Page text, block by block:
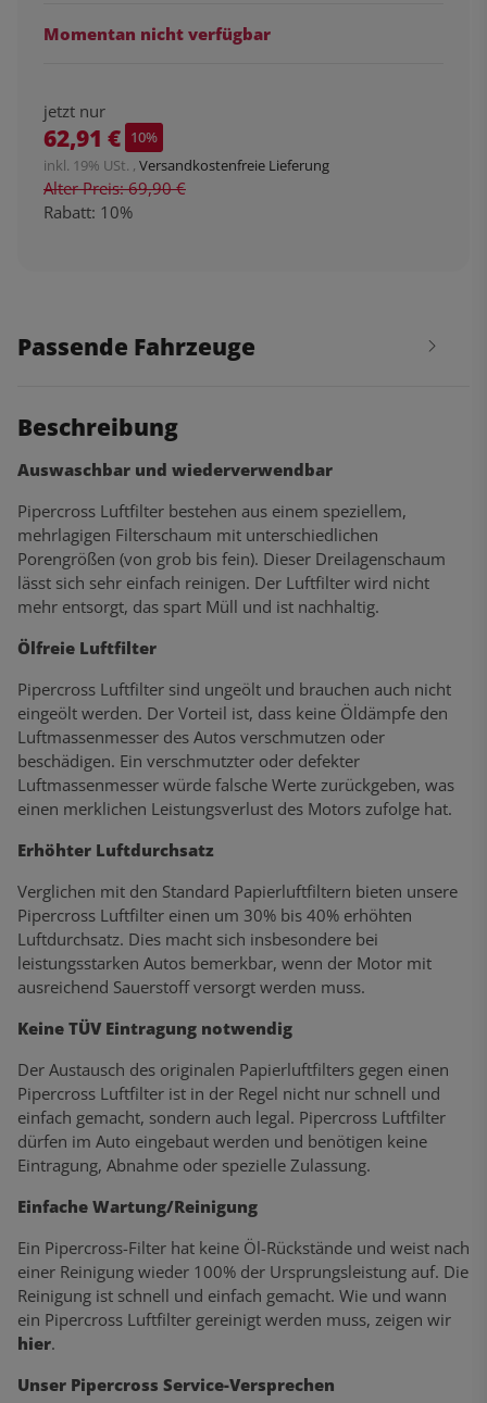
Momentan nicht verfügbar
jetzt nur
62,91 € 10%
inkl. 19% USt. , Versandkostenfreie Lieferung
Alter Preis: 69,90 €
Rabatt: 10%
Passende Fahrzeuge
Beschreibung
Auswaschbar und wiederverwendbar
Pipercross Luftfilter bestehen aus einem speziellem,
mehrlagigen Filterschaum mit unterschiedlichen
Porengrößen (von grob bis fein). Dieser Dreilagenschaum
lässt sich sehr einfach reinigen. Der Luftfilter wird nicht
mehr entsorgt, das spart Müll und ist nachhaltig.
Ölfreie Luftfilter
Pipercross Luftfilter sind ungeölt und brauchen auch nicht
eingeölt werden. Der Vorteil ist, dass keine Öldämpfe den
Luftmassenmesser des Autos verschmutzen oder
beschädigen. Ein verschmutzter oder defekter
Luftmassenmesser würde falsche Werte zurückgeben, was
einen merklichen Leistungsverlust des Motors zufolge hat.
Erhöhter Luftdurchsatz
Verglichen mit den Standard Papierluftfiltern bieten unsere
Pipercross Luftfilter einen um 30% bis 40% erhöhten
Luftdurchsatz. Dies macht sich insbesondere bei
leistungsstarken Autos bemerkbar, wenn der Motor mit
ausreichend Sauerstoff versorgt werden muss.
Keine TÜV Eintragung notwendig
Der Austausch des originalen Papierluftfilters gegen einen
Pipercross Luftfilter ist in der Regel nicht nur schnell und
einfach gemacht, sondern auch legal. Pipercross Luftfilter
dürfen im Auto eingebaut werden und benötigen keine
Eintragung, Abnahme oder spezielle Zulassung.
Einfache Wartung/Reinigung
Ein Pipercross-Filter hat keine Öl-Rückstände und weist nach
einer Reinigung wieder 100% der Ursprungsleistung auf. Die
Reinigung ist schnell und einfach gemacht. Wie und wann
ein Pipercross Luftfilter gereinigt werden muss, zeigen wir
hier.
Unser Pipercross Service-Versprechen